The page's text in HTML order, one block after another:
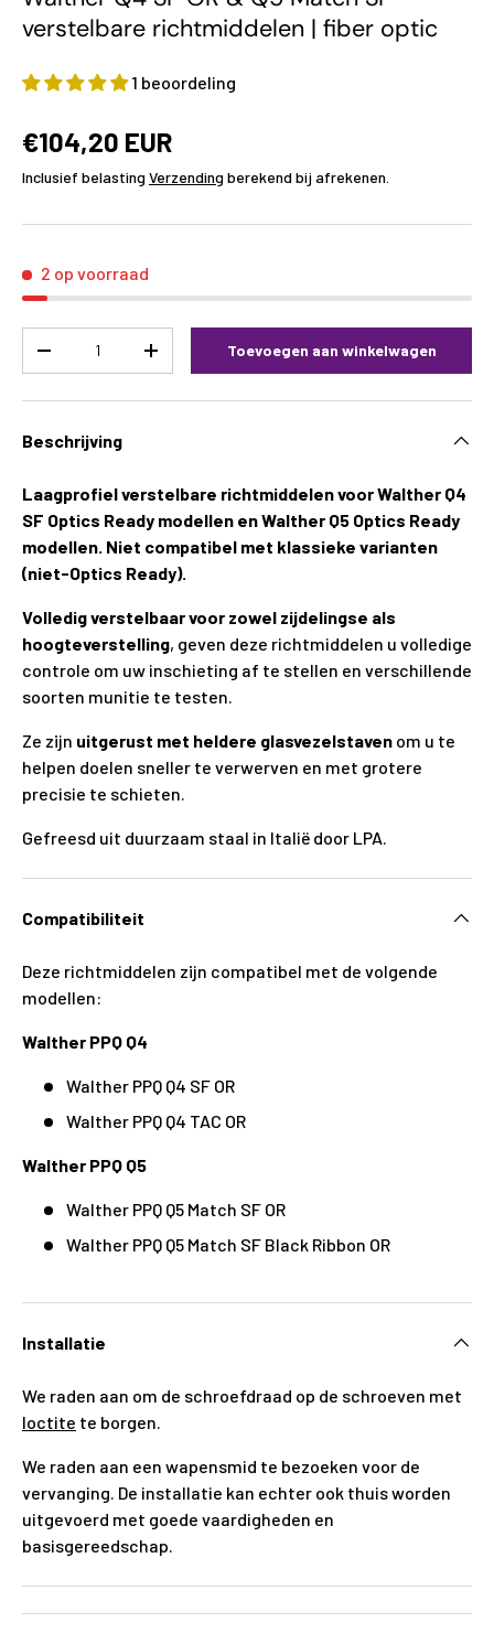
verstelbare richtmiddelen | fiber optic
1 beoordeling
€104,20 EUR
Inclusief belasting Verzending berekend bij afrekenen.
2 op voorraad
-
+ Toevoegen aan winkelwagen
Beschrijving
Laagprofiel verstelbare richtmiddelen voor Walther Q4
SF Optics Ready modellen en Walther Q5 Optics Ready
modellen. Niet compatibel met klassieke varianten
(niet-Optics Ready).
Volledig verstelbaar voor zowel zijdelingse als
hoogteverstelling, geven deze richtmiddelen u volledige
controle om uw inschieting af te stellen en verschillende
soorten munitie te testen.
Ze zijn uitgerust met heldere glasvezelstaven om u te
helpen doelen sneller te verwerven en met grotere
precisie te schieten.
Gefreesd uit duurzaam staal in Italië door LPA.
Compatibiliteit
Deze richtmiddelen zijn compatibel met de volgende
modellen:
Walther PPQ Q4
Walther PPQ Q4 SF OR
Walther PPQ Q4 TAC OR
Walther PPQ Q5
Walther PPQ Q5 Match SF OR
Walther PPQ Q5 Match SF Black Ribbon OR
Installatie
We raden aan om de schroefdraad op de schroeven met
loctite te borgen.
We raden aan een wapensmid te bezoeken voor de
vervanging. De installatie kan echter ook thuis worden
uitgevoerd met goede vaardigheden en
basisgereedschap.